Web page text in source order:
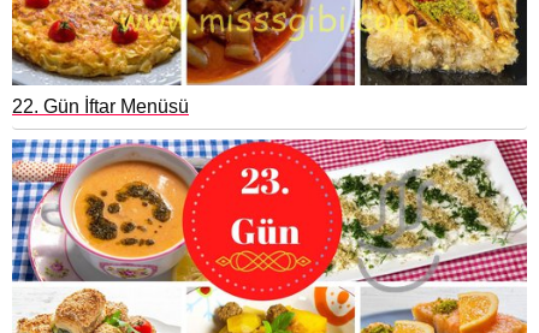
22. Gün İftar Menüsü